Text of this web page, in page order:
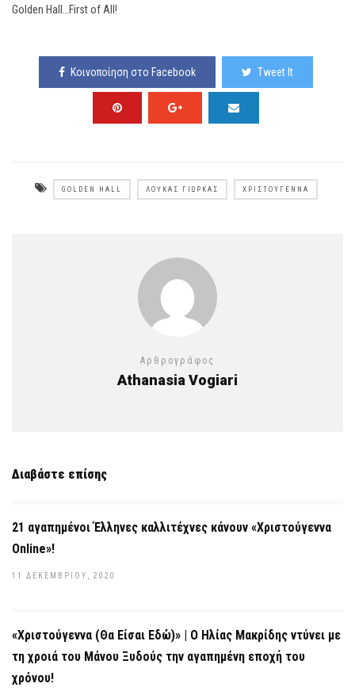
Golden Hall…First of All!
Κοινοποίηση στο Facebook Tweet It
GOLDEN HALL ΛΟΎΚΑΣ ΓΙΏΡΚΑΣ ΧΡΙΣΤΟΎΓΕΝΝΑ
Αρθρογράφος
Athanasia Vogiari
Διαβάστε επίσης
21 αγαπημένοι Έλληνες καλλιτέχνες κάνουν «Χριστούγεννα
Online»!
11 ΔΕΚΕΜΒΡΊΟΥ, 2020
«Χριστούγεννα (Θα Είσαι Εδώ)» | Ο Ηλίας Μακρίδης ντύνει με
τη χροιά του Μάνου Ξυδούς την αγαπημένη εποχή του
χρόνου!